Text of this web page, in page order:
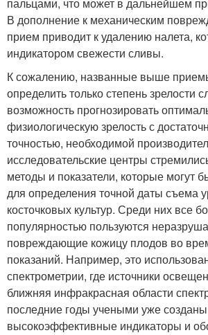
пальцами, что может в дальнейшем
В дополнение к механическим
прием приводит к удалению налета,
индикатором свежести сливы.
К сожалению, названные выше
определить только степень зрелости
возможность прогнозировать
физиологическую зрелость с
точностью, необходимой
исследовательские центры
методы и показатели, которые могут
для определения точной даты съема
косточковых культур. Среди них все
популярностью пользуются
повреждающие кожицу плодов во
показаний. Например, это
спектрометрии, где источники
ближняя инфракрасная области
последние годы учеными уже созданы
высокоэффективные индикаторы и